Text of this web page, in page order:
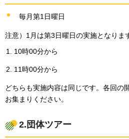
毎月第1日曜日
注意）1月は第3日曜日の実施となりま
10時00分から
11時00分から
どちらも実施内容は同じです。各回の
お集まりください。
2.団体ツアー